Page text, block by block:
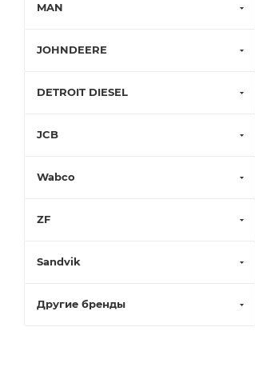
MAN
JOHNDEERE
DETROIT DIESEL
JCB
Wabco
ZF
Sandvik
Другие бренды